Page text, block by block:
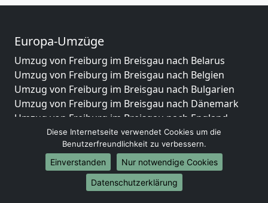
Europa-Umzüge
Umzug von Freiburg im Breisgau nach Belarus
Umzug von Freiburg im Breisgau nach Belgien
Umzug von Freiburg im Breisgau nach Bulgarien
Umzug von Freiburg im Breisgau nach Dänemark
Umzug von Freiburg im Breisgau nach England
Umzug von Freiburg im Breisgau nach Portugal
Umzug von Freiburg im Breisgau nach Bosnien
und Herzegowina
Umzug von Freiburg im Breisgau nach Irland
Umzug von Freiburg im Breisgau nach Lettland
Diese Internetseite verwendet Cookies um die
Benutzerfreundlichkeit zu verbessern.
Einverstanden
Nur notwendige Cookies
Datenschutzerklärung